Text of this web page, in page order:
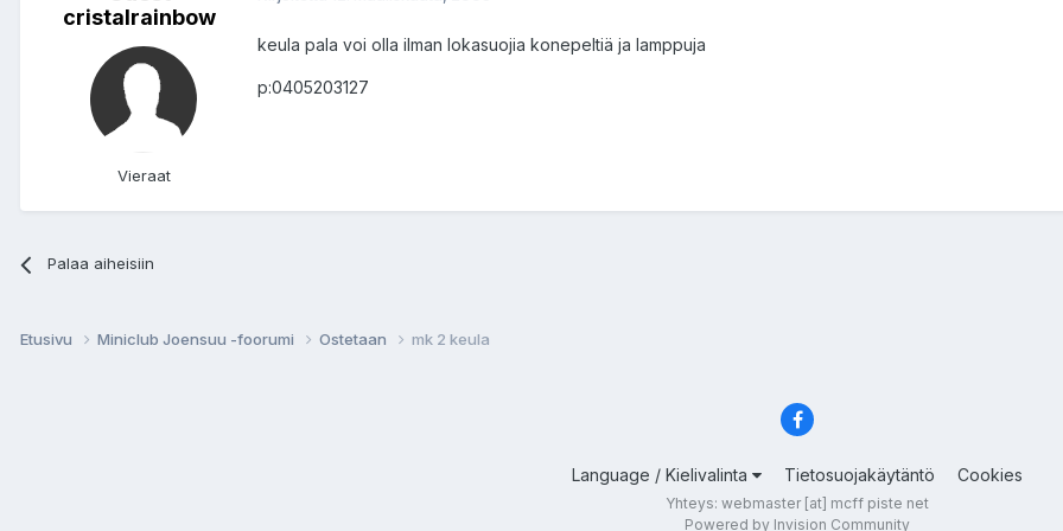
cristalrainbow
Vieraat
keula pala voi olla ilman lokasuojia konepeltiä ja lamppuja
p:0405203127
Palaa aiheisiin
Etusivu Miniclub Joensuu -foorumi Ostetaan mk 2 keula
Language / Kielivalinta Tietosuojakäytäntö Cookies
Yhteys: webmaster [at] mcff piste net
Powered by Invision Community